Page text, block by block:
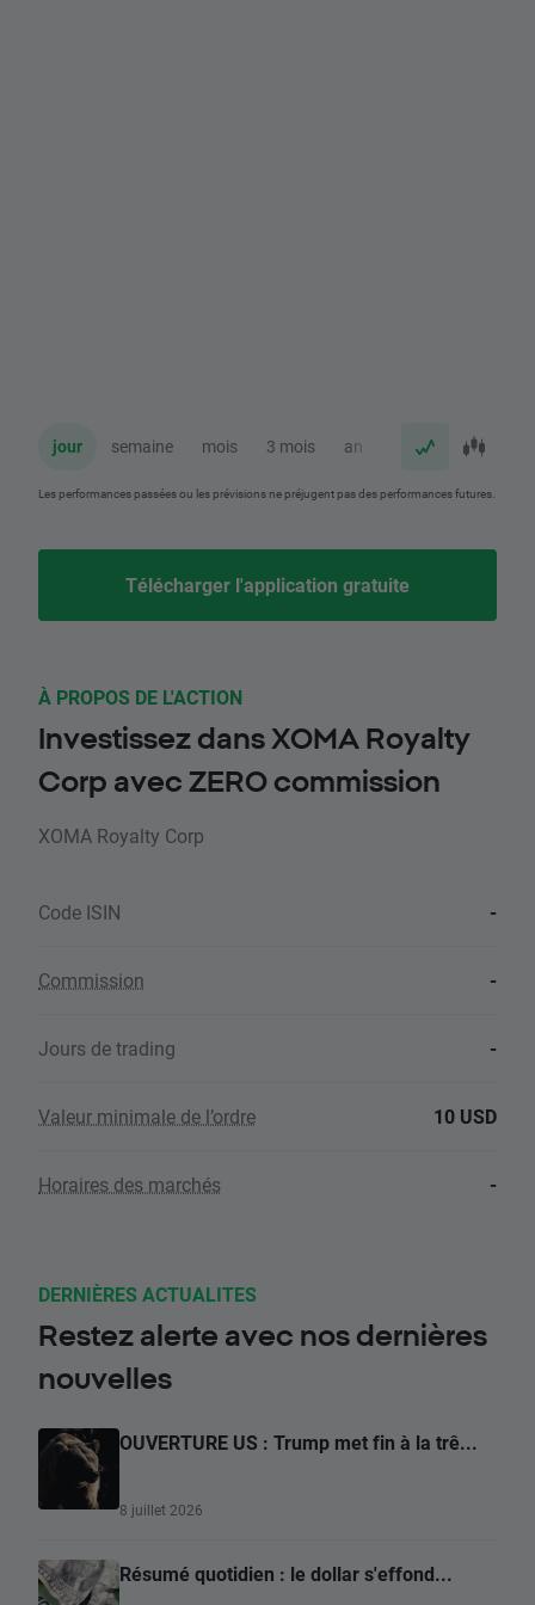
jour semaine mois 3 mois an
Les performances passées ou les prévisions ne préjugent pas des performances futures.
Télécharger l'application gratuite
À PROPOS DE L'ACTION
Investissez dans XOMA Royalty
Corp avec ZERO commission
XOMA Royalty Corp
Code ISIN -
Commission -
Jours de trading -
Valeur minimale de l’ordre 10 USD
Horaires des marchés -
DERNIÈRES ACTUALITES
Restez alerte avec nos dernières
nouvelles
OUVERTURE US : Trump met fin à la trê...
8 juillet 2026
Résumé quotidien : le dollar s'effond...